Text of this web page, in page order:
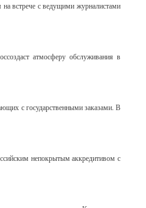
встрече с ведущими журналистами
атмосферу обслуживания в
с государственными заказами. В
непокрытым аккредитивом с